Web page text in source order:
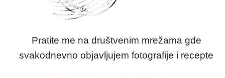
Pratite me na društvenim mrežama gde
svakodnevno objavljujem fotografije i recepte